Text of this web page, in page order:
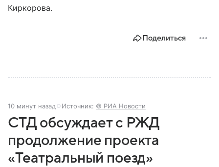
Киркорова.
Поделиться
10 минут назад Источник: © РИА Новости
СТД обсуждает с РЖД
продолжение проекта
«Театральный поезд»